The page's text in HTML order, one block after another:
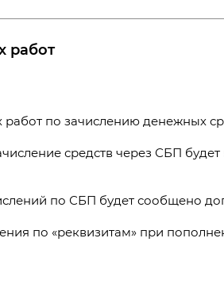
работ
по зачислению денежных
средств через СБП
по СБП будет сообщено
по «реквизитам» при